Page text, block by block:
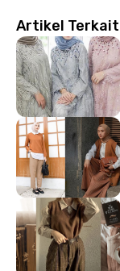
Artikel Terkait